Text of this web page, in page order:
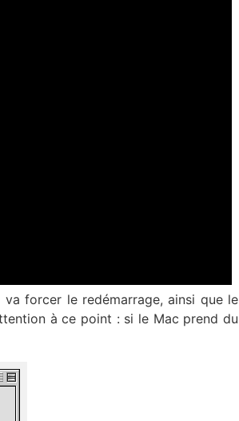
forcer le redémarrage, ainsi que le
à ce point : si le Mac prend du